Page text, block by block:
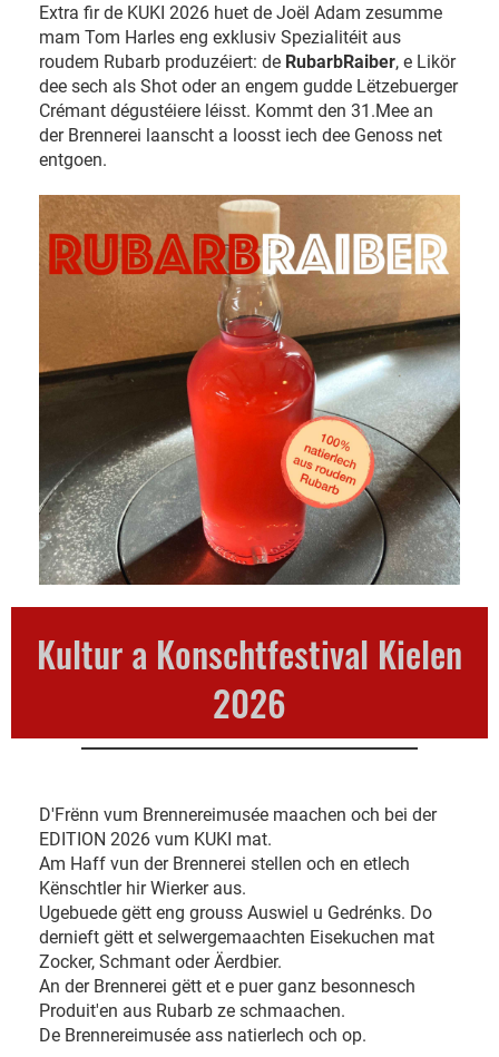
Extra fir de KUKI 2026 huet de Joël Adam zesumme
mam Tom Harles eng exklusiv Spezialitéit aus
roudem Rubarb produzéiert: de RubarbRaiber, e Likör
dee sech als Shot oder an engem gudde Lëtzebuerger
Crémant dégustéiere léisst. Kommt den 31.Mee an
der Brennerei laanscht a loosst iech dee Genoss net
entgoen.
Kultur a Konschtfestival Kielen
2026
D'Frënn vum Brennereimusée maachen och bei der
EDITION 2026 vum KUKI mat.
Am Haff vun der Brennerei stellen och en etlech
Kënschtler hir Wierker aus.
Ugebuede gëtt eng grouss Auswiel u Gedrénks. Do
dernieft gëtt et selwergemaachten Eisekuchen mat
Zocker, Schmant oder Äerdbier.
An der Brennerei gëtt et e puer ganz besonnesch
Produit'en aus Rubarb ze schmaachen.
De Brennereimusée ass natierlech och op.